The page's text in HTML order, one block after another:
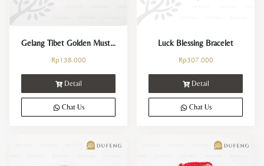
Gelang Tibet Golden Mustard
Rp138.000
Detail
Chat Us
Luck Blessing Bracelet
Rp307.000
Detail
Chat Us